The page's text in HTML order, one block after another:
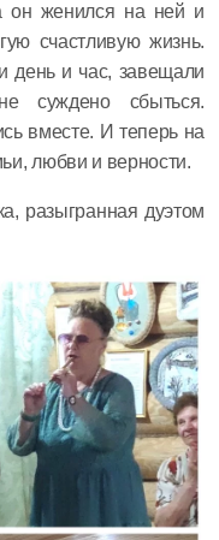
он женился на ней и
счастливую жизнь.
день и час, завещали
суждено сбыться.
вместе. И теперь на
любви и верности.
разыгранная дуэтом